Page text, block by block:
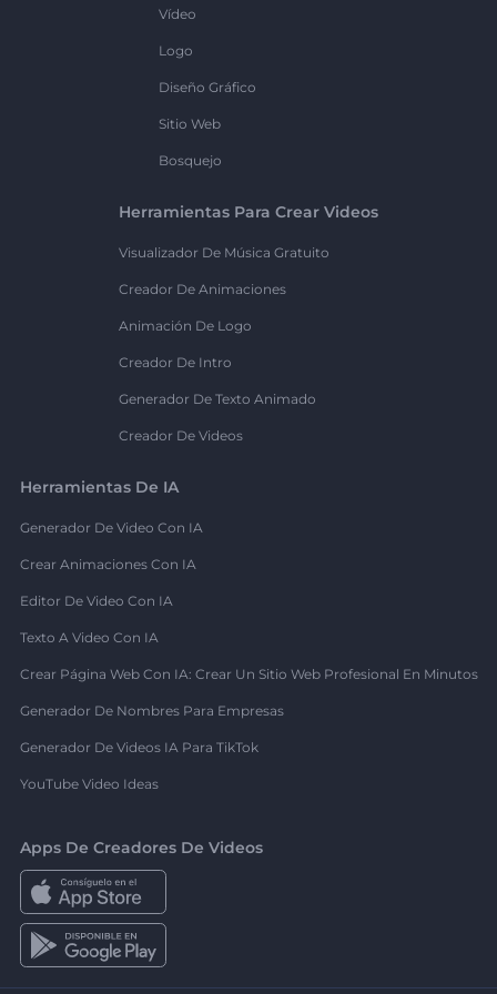
Vídeo
Logo
Diseño Gráfico
Sitio Web
Bosquejo
Herramientas Para Crear Videos
Visualizador De Música Gratuito
Creador De Animaciones
Animación De Logo
Creador De Intro
Generador De Texto Animado
Creador De Videos
Herramientas De IA
Generador De Video Con IA
Crear Animaciones Con IA
Editor De Video Con IA
Texto A Video Con IA
Crear Página Web Con IA: Crear Un Sitio Web Profesional En Minutos
Generador De Nombres Para Empresas
Generador De Videos IA Para TikTok
YouTube Video Ideas
Apps De Creadores De Videos